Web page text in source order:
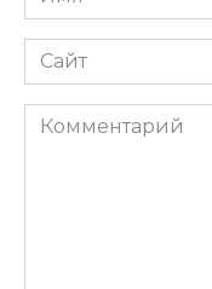
*
Сайт
Комментарий